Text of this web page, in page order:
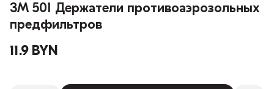
3М 501 Держатели противоаэрозольных
предфильтров
11.9 BYN